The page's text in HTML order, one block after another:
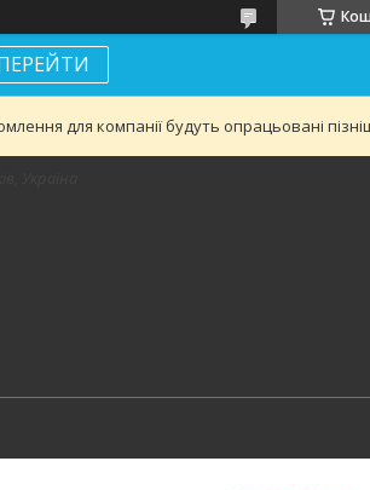
для компанії будуть опрацьовані